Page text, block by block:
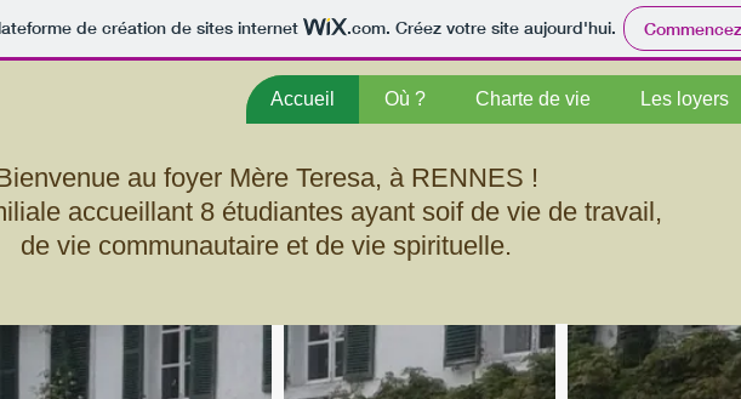
de création de sites internet .com. Créez votre site aujourd'hui. Commencez
Accueil Où ? Charte de vie Les loyers
au foyer Mère Teresa, à RENNES !
accueillant 8 étudiantes ayant soif de vie de travail,
de vie communautaire et de vie spirituelle.